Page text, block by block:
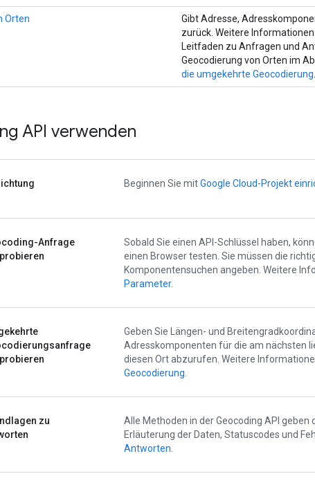
Orten
Gibt Adresse,
zurück. Weitere
Leitfaden zu Anfragen und
Geocodierung von Orten im
die umgekehrte Geocodierung
API verwenden
Beginnen Sie mitGoogle Cloud-Projekt
Anfrage
Sobald Sie einen API-Schlüssel haben,
einen Browser testen. Sie müssen die
Komponentensuchen angeben. Weitere
Parameter.
Geben Sie Längen- und
Adresskomponenten für die am nächsten
diesen Ort abzurufen. Weitere
Geocodierung
zu
Alle Methoden in der Geocoding API geben
Erläuterung der Daten, Statuscodes und
Antworten